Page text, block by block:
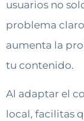
usuarios no
problema
aumenta la
tu contenido.
Al adaptar el
local, facilitas